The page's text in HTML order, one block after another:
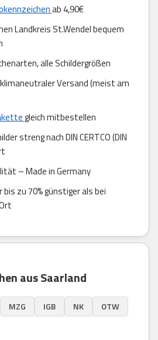
ab 4,90€
Landkreis St.Wendel bequem
alle Schildergrößen
Versand (meist am
gleich mitbestellen
streng nach DIN CERTCO (DIN
– Made in Germany
zu 70% günstiger als bei
aus Saarland
MZG IGB NK
OTW